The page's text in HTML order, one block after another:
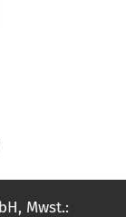
Mwst.: